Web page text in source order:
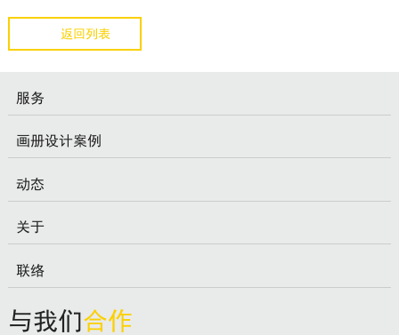
返回列表
服务
画册设计案例
动态
关于
联络
与我们合作